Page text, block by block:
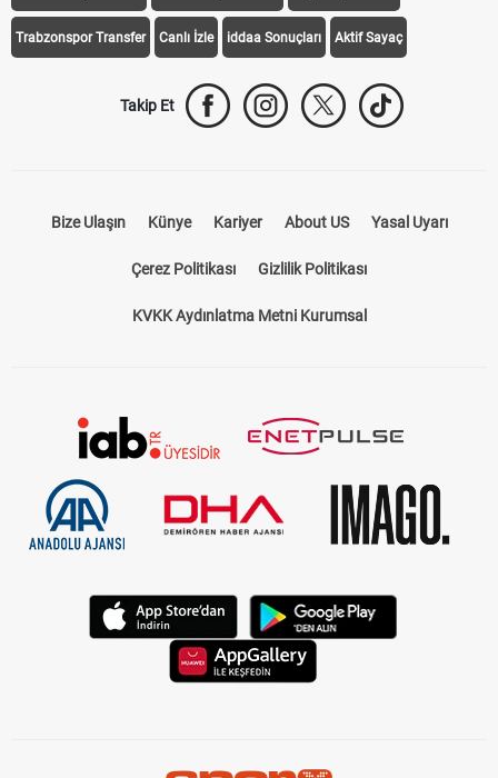
Trabzonspor Transfer Canlı İzle iddaa Sonuçları Aktif Sayaç
Takip Et
Bize Ulaşın Künye Kariyer About US Yasal Uyarı
Çerez Politikası Gizlilik Politikası
KVKK Aydınlatma Metni Kurumsal